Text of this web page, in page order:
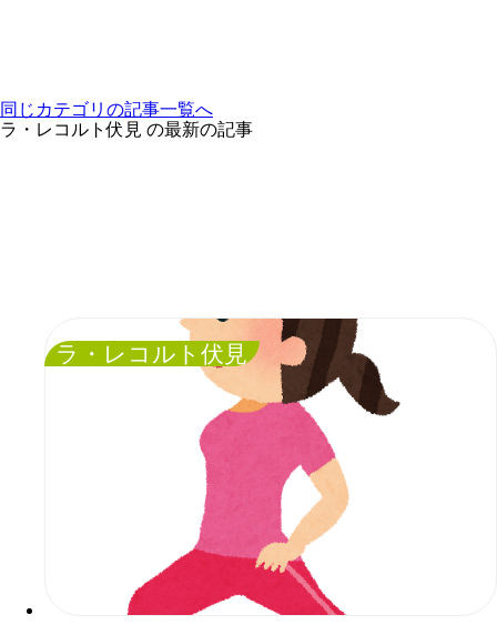
同じカテゴリの記事⼀覧へ
ラ・レコルト伏見 の最新の記事
ラ・レコルト伏見